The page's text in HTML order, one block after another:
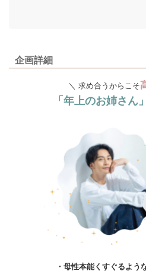
企画詳細
＼ 求め合うからこそ
「年上のお姉さん
・母性本能くすぐるよ